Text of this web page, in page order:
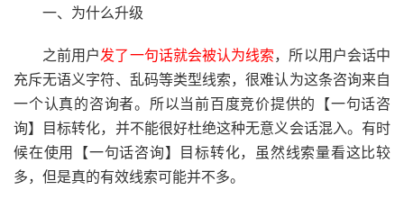
一、为什么升级
之前用户发了一句话就会被认为线索，所以用户会话中
充斥无语义字符、乱码等类型线索，很难认为这条咨询来自
一个认真的咨询者。所以当前百度竞价提供的【一句话咨
询】目标转化，并不能很好杜绝这种无意义会话混入。有时
候在使用【一句话咨询】目标转化，虽然线索量看这比较
多，但是真的有效线索可能并不多。